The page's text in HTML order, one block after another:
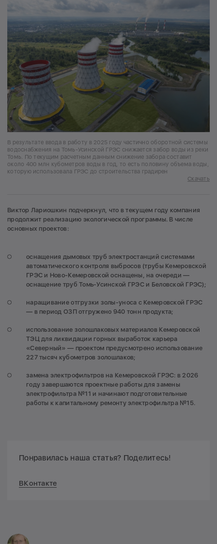
В результате ввода в работу в 2025 году частично оборотной системы
водоснабжения на Томь-Усинской ГРЭС снижается забор воды из реки
Томь. По текущим расчетным данным снижение забора составит
около 400 млн кубометров воды в год, то есть половину объема воды,
которую использовала ГРЭС до строительства градирен
Скачать
Виктор Лариошкин подчеркнул, что в текущем году компания
продолжит реализацию экологической программы. В числе
основных проектов:
оснащения дымовых труб электростанций системами
автоматического контроля выбросов (трубы Кемеровской
ГРЭС и Ново-Кемеровской оснащены, на очереди —
оснащение труб Томь-Усинской ГРЭС и Беловской ГРЭС);
наращивание отгрузки золы-уноса с Кемеровской ГРЭС
— в период ОЗП отгружено 940 тонн продукта;
использование золошлаковых материалов Кемеровской
ТЭЦ для ликвидации горных выработок карьера
«Северный» — проектом предусмотрено использование
227 тысяч кубометров золошлаков;
замена электрофильтров на Кемеровской ГРЭС: в 2026
году завершаются проектные работы для замены
электрофильтра №11 и начинают подготовительные
работы к капитальному ремонту электрофильтра №15.
Понравилась наша статья? Поделитесь!
ВКонтакте